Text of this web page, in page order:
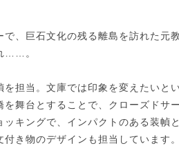
で、巨石文化の残る離島を訪れた元
……。
を担当。文庫では印象を変えたいと
を舞台とすることで、クローズドサ
キングで、インパクトのある装幀
付き物のデザインも担当しています